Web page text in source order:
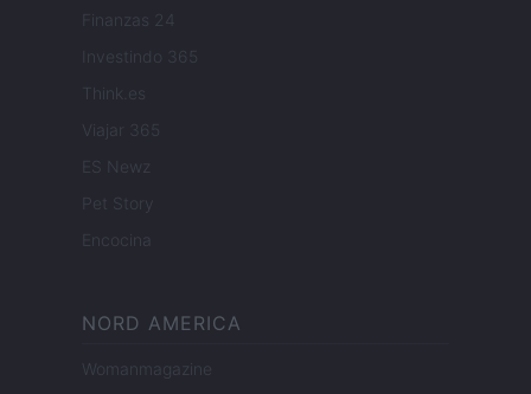
Finanzas 24
Investindo 365
Think.es
Viajar 365
ES Newz
Pet Story
Encocina
NORD AMERICA
Womanmagazine